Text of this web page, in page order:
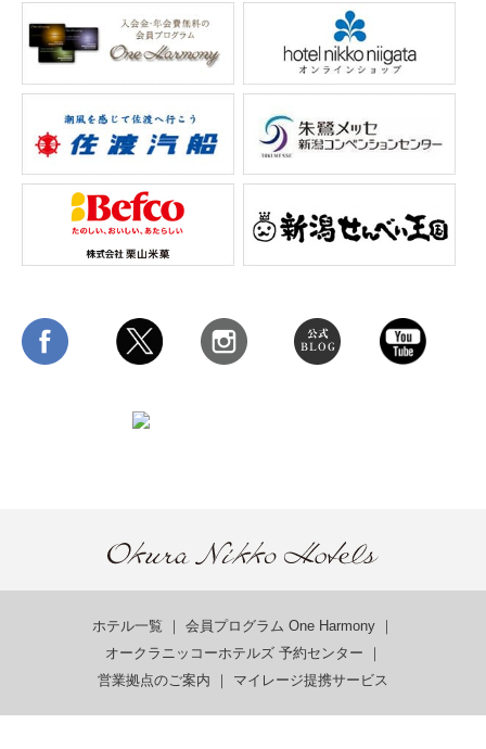
ホテル一覧 ｜ 会員プログラム One Harmony ｜
オークラニッコーホテルズ 予約センター ｜
営業拠点のご案内 ｜ マイレージ提携サービス